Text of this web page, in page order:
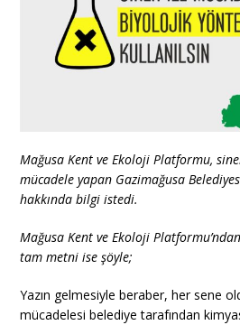
Mağusa Kent ve Ekoloji Platformu,
mücadele yapan Gazimağusa
hakkında bilgi istedi.
Mağusa Kent ve Ekoloji
tam metni ise şöyle;
Yazın gelmesiyle beraber, her sene
mücadelesi belediye tarafından